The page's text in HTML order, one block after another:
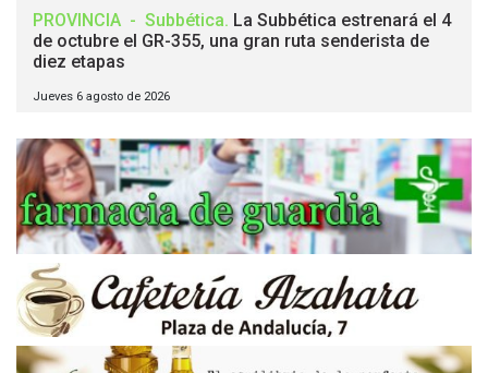
PROVINCIA - Subbética. La Subbética estrenará el 4
de octubre el GR-355, una gran ruta senderista de
diez etapas
Jueves 6 agosto de 2026